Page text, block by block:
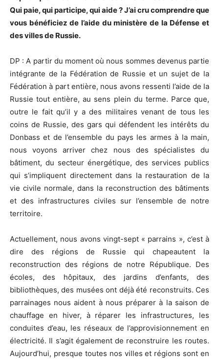
Qui paie, qui participe, qui aide ? J’ai cru comprendre que
vous bénéficiez de l’aide du ministère de la Défense et
des villes de Russie.
DP : A partir du moment où nous sommes devenus partie
intégrante de la Fédération de Russie et un sujet de la
Fédération à part entière, nous avons ressenti l’aide de la
Russie tout entière, au sens plein du terme. Parce que,
outre le fait qu’il y a des militaires venant de tous les
coins de Russie, des gars qui défendent les intérêts du
Donbass et de l’ensemble du pays les armes à la main,
nous voyons arriver chez nous des spécialistes du
bâtiment, du secteur énergétique, des services publics
qui s’impliquent directement dans la restauration de la
vie civile normale, dans la reconstruction des bâtiments
et des infrastructures civiles sur l’ensemble de notre
territoire.
Actuellement, nous avons vingt-sept « parrains », c’est à
dire des régions de Russie qui chapeautent la
reconstruction des régions de notre République. Des
écoles, des hôpitaux, des jardins d’enfants, des
bibliothèques, des musées ont déjà été reconstruits. Ces
parrainages nous aident à nous préparer à la saison de
chauffage en hiver, à réparer les infrastructures, les
conduites d’eau, les réseaux de l’approvisionnement en
électricité. Il s’agit également de reconstruire les routes.
Aujourd’hui, presque toutes nos villes et régions sont en